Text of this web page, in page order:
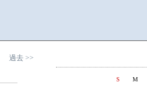
過去 >>
S M